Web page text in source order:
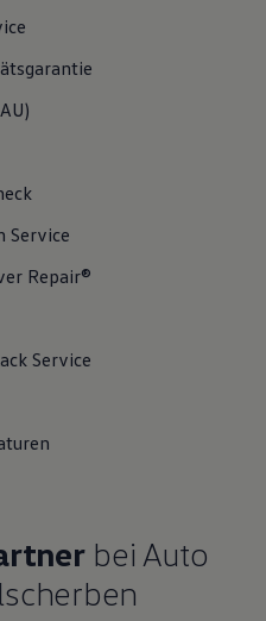
)
Service
Repair®
Service
bei Auto